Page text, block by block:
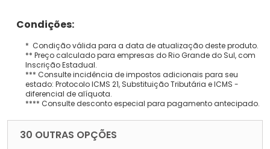
Condições:
* Condição válida para a data de atualização deste produto.
** Preço calculado para empresas do Rio Grande do Sul, com
Inscrição Estadual.
*** Consulte incidência de impostos adicionais para seu
estado: Protocolo ICMS 21, Substituição Tributária e ICMS -
diferencial de alíquota.
**** Consulte desconto especial para pagamento antecipado.
30 OUTRAS OPÇÕES